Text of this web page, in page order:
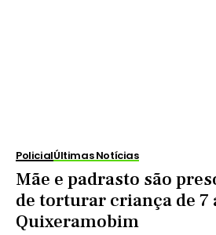
PolicialÚltimas Notícias
Mãe e padrasto são
de torturar criança de 7
Quixeramobim